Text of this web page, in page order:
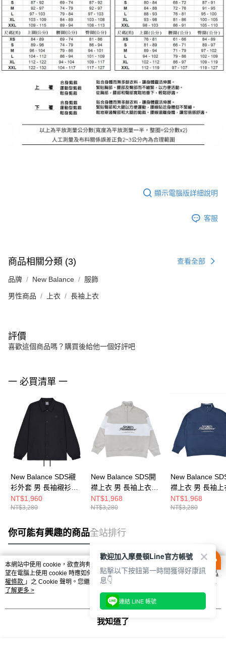
顯示電腦版詳細說明
客服
商品相關分類 (3) 查看全部
品牌 New Balance 服飾
男性商品 上衣 長袖上衣
評價
喜歡這個商品嗎？購買後給他一個好評吧
一 必買清單 一
New Balance SDS襯
衫外套 男 長袖襯衫
AMJ53317BK-F
NT$1,960
NT$3,280
New Balance SDS開
襟上衣 男 長袖上衣
NCF31081BEI-F
NT$1,968
NT$3,280
New Balance
襟上衣 男 長袖上
NCF31081NV-F
NT$1,968
NT$3,280
你可能有興趣的商品全站排行
熱門標籤
本網站中使用 cookie，欲查詢有關本網站使用 cookie 方式之詳情，及若您不希
望在電腦上使用 cookie 時應如何變更電腦的 cookie 設定，請參閱本網站「
隱私
權條款 」之 Cookie 聲明。您繼續使用本網站即表示您同意本公司得按本網站使
用條款之 Cookie 聲明使用 cookie。
了解更多 >
我知道了
歡迎加入摩曼頓Line官方帳號
點擊以下按鈕第一時間獲得好康訊
息👇
連結 LINE 帳號